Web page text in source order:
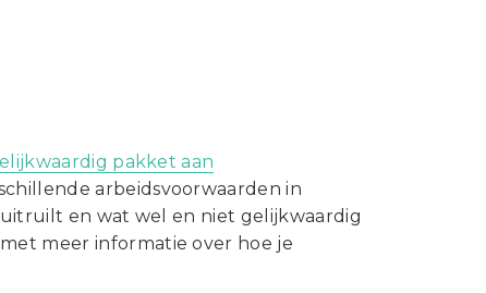
Vestigingen ABU-leden
Webshop
pakket aan
arbeidsvoorwaarden in
en wat wel en niet gelijkwaardig
meer informatie over hoe je